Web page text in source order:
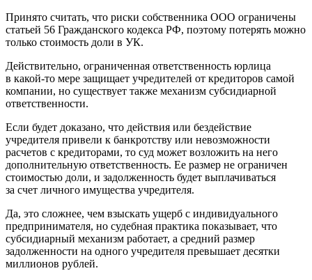
Принято считать, что риски собственника ООО ограничены
статьей 56 Гражданского кодекса РФ, поэтому потерять можно
только стоимость доли в УК.
Действительно, ограниченная ответственность юрлица
в какой-то мере защищает учредителей от кредиторов самой
компании, но существует также механизм субсидиарной
ответственности.
Если будет доказано, что действия или бездействие
учредителя привели к банкротству или невозможности
расчетов с кредиторами, то суд может возложить на него
дополнительную ответственность. Ее размер не ограничен
стоимостью доли, и задолженность будет выплачиваться
за счет личного имущества учредителя.
Да, это сложнее, чем взыскать ущерб с индивидуального
предпринимателя, но судебная практика показывает, что
субсидиарный механизм работает, а средний размер
задолженности на одного учредителя превышает десятки
миллионов рублей.